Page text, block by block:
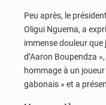
Peu après, le
Oligui Nguema, a
immense douleur
d’Aaron Boupendza
hommage à un
gabonais » et a